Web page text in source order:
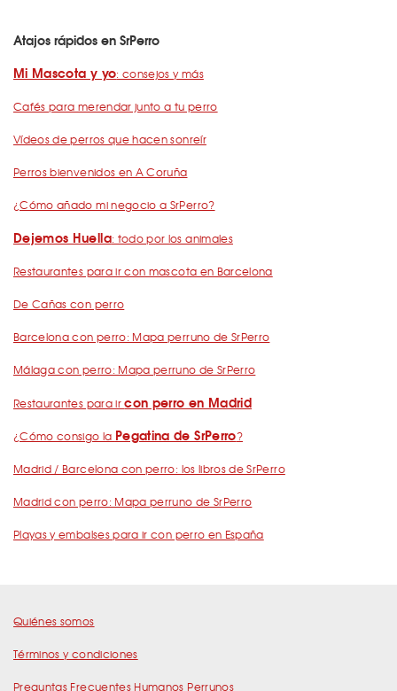
Atajos rápidos en SrPerro
Mi Mascota y yo: consejos y más
Cafés para merendar junto a tu perro
Vídeos de perros que hacen sonreír
Perros bienvenidos en A Coruña
¿Cómo añado mi negocio a SrPerro?
Dejemos Huella: todo por los animales
Restaurantes para ir con mascota en Barcelona
De Cañas con perro
Barcelona con perro: Mapa perruno de SrPerro
Málaga con perro: Mapa perruno de SrPerro
Restaurantes para ircon perro en Madrid
¿Cómo consigo la Pegatina de SrPerro?
Madrid / Barcelona con perro: los libros de SrPerro
Madrid con perro: Mapa perruno de SrPerro
Playas y embalses para ir con perro en España
Quiénes somos
Términos y condiciones
Preguntas Frecuentes Humanos Perrunos